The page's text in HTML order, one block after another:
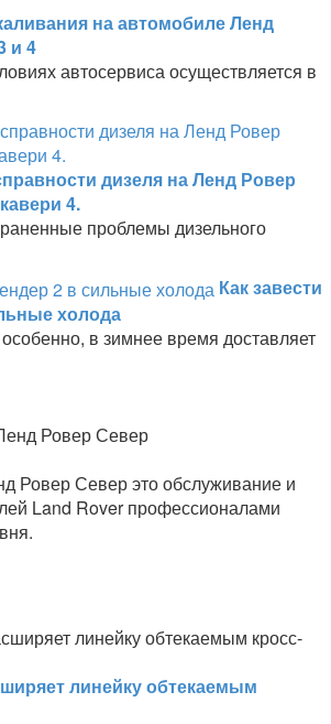
на автомобиле Ленд
и 4
автосервиса осуществляется в
дизеля на Ленд Ровер
4.
проблемы дизельного
Как завести
холода
в зимнее время доставляет
Ровер Север это обслуживание и
Land Rover профессионалами
линейку обтекаемым